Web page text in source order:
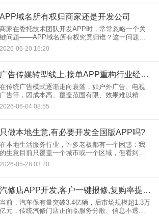
APP域名所有权归商家还是开发公司
商家在委托技术团队开发APP时，常常忽略一个关
键问题——APP域名所有权究竟归谁？这一问题一
旦在合作后期引发争议，可能直接影响业务的正常
运营。本文将围绕APP域名所有权的法律属性、实
2026-06-20 16:20
广告传媒转型线上,接单APP重构行业经营模式
在传统广告模式逐渐走向衰落，如户外广告、电视
广告等，因成本高、覆盖范围有限、效果难以精准
评估等问题，逐渐被市场边缘化。在信息爆炸的时
代，精准投放就像是一把精准的手术刀，能直击目
2026-06-04 08:55
只做本地生意,有必要开发全国版APP吗?
在本地生活服务行业，许多老板都有一个困惑：我
的生意目前只覆盖一个城市或一个区域，但看到别
人都在做APP，我是不是应该一步到位，开发全国
版APP，为未来扩张做准备？这个问题背后，其实
2026-05-28 03:20
汽修店APP开发,客户一键报修,复购率提升50%!
当前，汽车保有量突破3.4亿辆，后市场规模超1.3万
亿元，传统汽修门店正面临服务分散、信息不透